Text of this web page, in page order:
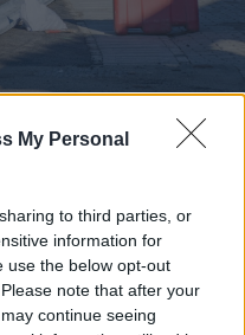
My Personal
to third parties, or
information for
use the below opt-out
note that after your
continue seeing